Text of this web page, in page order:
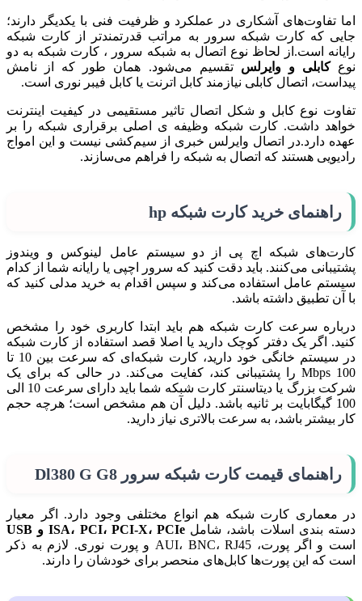
اما تفاوت‌های آشکاری در عملکرد و ظرفیت فنی با یکدیگر دارند؛
جایی که کارت شبکه سرور به مراتب قدرتمندتر از کارت شبکه
رایانه است.از لحاظ نوع اتصال به شبکه سرور ، کارت شبکه به دو
نوعکابلی و وایرلس تقسیم می‌شود. همان طور که از نامش
پیداست، اتصال کابلی نیازمند کابل اترنت یا کابل فیبر نوری است.
تفاوت نوع کابل و شکل اتصال تاثیر مستقیمی در کیفیت اینترنت
خواهد داشت. کارت شبکه وظیفه ی اصلی برقراری شبکه را بر
عهده دارد.در اتصال وایرلس خبری از سیم‌کشی نیست و این امواج
رادیویی هستند که اتصال به شبکه را فراهم می‌سازند.
راهنمای خرید کارت شبکه hp
کارت‌های شبکه اچ پی از دو سیستم عامل لینوکس و ویندوز
پشتیبانی می‌کنند. باید دقت کنید که سرور اچپی یا رایانه شما از کدام
سیستم عامل استفاده می‌کند و سپس اقدام به خرید مدلی کنید که
با آن تطبیق داشته باشد.
درباره سرعت کارت شبکه هم باید ابتدا کاربری خود را مشخص
کنید. اگر یک دفتر کوچک دارید یا اصلا قصد استفاده از کارت شبکه
در سیستم خانگی خود دارید، کارت شبکه‌ای که سرعت بین 10 تا
100 Mbps را پشتیبانی کند، کفایت می‌کند. در حالی که برای یک
شرکت بزرگ یا دیتاسنتر کارت شبکه شما باید دارای سرعت 10 الی
100 گیگابایت بر ثانیه باشد. دلیل آن هم مشخص است؛ هرچه حجم
کار بیشتر باشد، به سرعت بالاتری نیاز دارید.
راهنمای قیمت کارت شبکه سرور Dl380 G G8
در معماری کارت شبکه هم انواع مختلفی وجود دارد. اگر معیار
دسته بندی اسلات باشد، شامل ISA، PCI، PCI-X، PCIe و USB
است و اگر پورت، AUI، BNC، RJ45 و پورت نوری. لازم به ذکر
است که این پورت‌ها کابل‌های منحصر برای خودشان را دارند.